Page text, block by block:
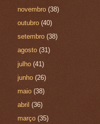
novembro(38)
outubro(40)
setembro(38)
agosto(31)
julho(41)
junho(26)
maio(38)
abril(36)
março(35)